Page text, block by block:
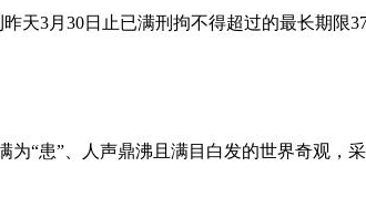
天3月30日止已满刑拘不得超过的最长期
“患”、人声鼎沸且满目白发的世界奇观